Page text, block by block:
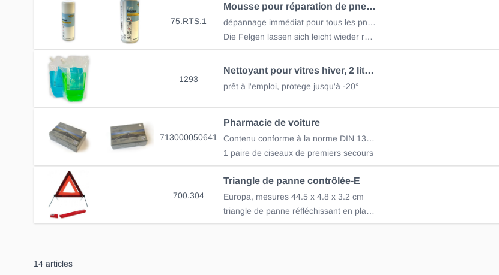
75.RTS.1
Mousse pour réparation de pneu, 400 ml
dépannage immédiat pour tous les pneu
Die Felgen lassen sich leicht wieder reinigen
1293
Nettoyant pour vitres hiver, 2 litres, vert ou bleu
prêt à l'emploi, protege jusqu'à -20°
713000050641
Pharmacie de voiture
Contenu conforme à la norme DIN 13164
1 paire de ciseaux de premiers secours
700.304
Triangle de panne contrôlée-E
Europa, mesures 44.5 x 4.8 x 3.2 cm
triangle de panne réfléchissant en plastique avec
14 articles